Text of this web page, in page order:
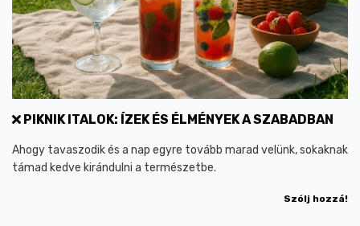
PIKNIK ITALOK: ÍZEK ÉS ÉLMÉNYEK A SZABADBAN
Ahogy tavaszodik és a nap egyre tovább marad velünk, sokaknak
támad kedve kirándulni a természetbe.
Szólj hozzá!